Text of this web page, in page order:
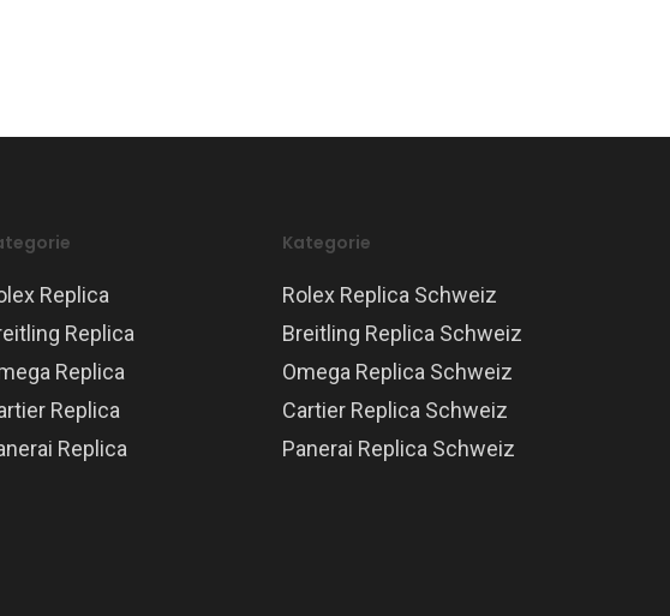
Replica
Replica
Replica
Replica
Replica
Kategorie
Rolex Replica Schweiz
Breitling Replica Schweiz
Omega Replica Schweiz
Cartier Replica Schweiz
Panerai Replica Schweiz